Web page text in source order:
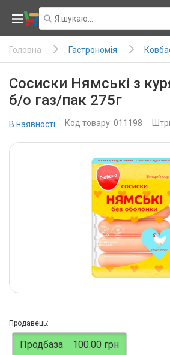
Головна Гастрономія
Сосиски Нямські з
б/о газ/пак 275г
В наявності Код товару: 011198
Продавець:
Продбаза 100.00 грн